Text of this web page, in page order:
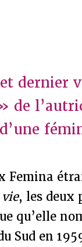
dernier
de
Femina
, les deux
qu’elle
Sud en